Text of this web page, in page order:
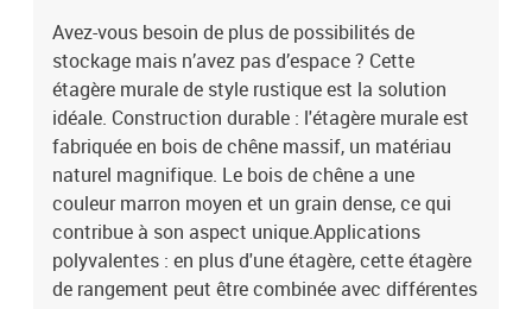
Avez-vous besoin de plus de possibilités de
stockage mais n’avez pas d’espace ? Cette
étagère murale de style rustique est la solution
idéale. Construction durable : l'étagère murale est
fabriquée en bois de chêne massif, un matériau
naturel magnifique. Le bois de chêne a une
couleur marron moyen et un grain dense, ce qui
contribue à son aspect unique.Applications
polyvalentes : en plus d'une étagère, cette étagère
de rangement peut être combinée avec différentes